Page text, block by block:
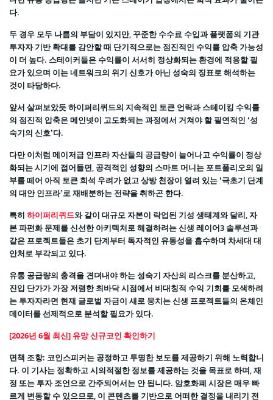
다.
두 경우 모두 나름의 부담이 있지만, 꾸준한 수수료 수입과 플랫폼의 기관
투자자 기반 확대를 감안할 때 단기적으로는 점진적인 수익률 압축 가능성
이 더 높다. 스테이커들은 수익률이 서서히 정상화되는 환경에 적응할 필
요가 있으며 이는 네트워크의 위기 신호가 아닌 성숙의 징표로 해석하는
것이 타당하다.
앞서 살펴보았듯 하이퍼리퀴드의 지속적인 토큰 언락과 스테이킹 수익률
의 점진적 압축은 메인넷이 고도화되는 과정에서 거쳐야 할 필연적인 ‘성
숙기의 신호’다.
다만 이처럼 메이저급 인프라 자산들의 공급량이 늘어나고 수익률이 정상
화되는 시기에 접어들면, 공격적인 성향의 스마트 머니는 포트폴리오의 일
부를 떼어 아직 토큰 희석 우려가 없고 상방 천장이 열려 있는 ‘극초기 단계
의 대안 인프라’로 재배분하는 전략을 취하곤 한다.
특히 하이퍼리퀴드와 같이 대규모 자본이 락업된 기성 생태계와 달리, 자
본 파편화 문제를 신선한 아키텍처로 해결하려는 신생 레이어3 솔루션과
같은 프로젝트들은 초기 단계부터 독자적인 유동성을 흡수하며 차세대 대
안처로 부각되고 있다.
유통 공급량의 충격을 견뎌내야 하는 성숙기 자산의 리스크를 분산하고,
진입 단가가 가장 저렴한 최바닥 시점에서 비대칭적 수익 기회를 모색하려
는 투자자라면 현재 글로벌 자금이 새로 뭉치는 신생 프로젝트들의 온체인
데이터를 선제적으로 분석할 필요가 있다.
[2026년 6월 최신] 유망 신규코인 확인하기
면책 조항: 코인스피커는 공정하고 투명한 보도를 제공하기 위해 노력합니
다. 이 기사는 정확하고 시의적절한 정보를 제공하는 것을 목표로 하며, 재
정 또는 투자 조언으로 간주되어서는 안 됩니다. 암호화폐 시장은 매우 빠
르게 변동할 수 있으므로, 이 콘텐츠를 기반으로 어떠한 결정을 내리기 전